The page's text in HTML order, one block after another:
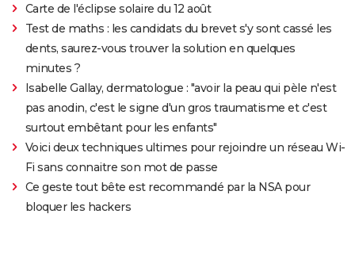
Carte de l'éclipse solaire du 12 août
Test de maths : les candidats du brevet s'y sont cassé les
dents, saurez-vous trouver la solution en quelques
minutes ?
Isabelle Gallay, dermatologue : "avoir la peau qui pèle n'est
pas anodin, c'est le signe d'un gros traumatisme et c'est
surtout embêtant pour les enfants"
Voici deux techniques ultimes pour rejoindre un réseau Wi-
Fi sans connaitre son mot de passe
Ce geste tout bête est recommandé par la NSA pour
bloquer les hackers